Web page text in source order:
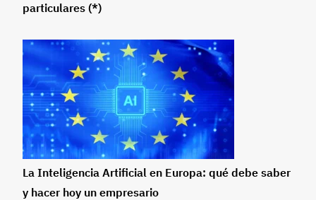
particulares (*)
La Inteligencia Artificial en Europa: qué debe saber
y hacer hoy un empresario